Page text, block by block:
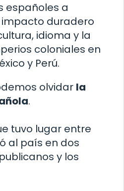
españoles a
duradero
idioma y la
coloniales en
y Perú.
olvidar la
.
tuvo lugar entre
al país en dos
y los